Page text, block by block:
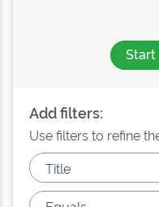
Start
Add filters:
Use filters to refine